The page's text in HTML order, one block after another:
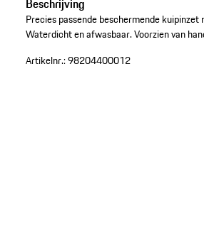
Beschrijving
Precies passende beschermende kuipinzet
Waterdicht en afwasbaar. Voorzien van
Artikelnr.:98204400012